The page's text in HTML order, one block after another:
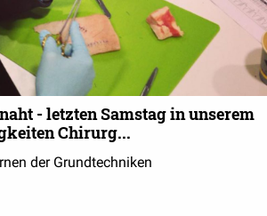
- letzten Samstag in unserem
Chirurg...
der Grundtechniken